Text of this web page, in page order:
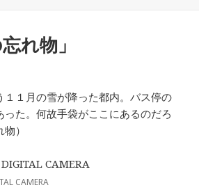
ーれ物」
１１月の雪が降った都内。バス停の
った。何故手袋がここにあるのだろ
）
CAMERA